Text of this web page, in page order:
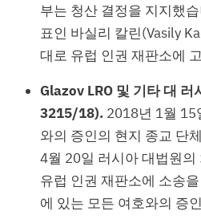
부는 청산 결정을 지지했
표인 바실리 칼린(Vasily
대로 유럽 인권 재판소에
Glazov LRO 및 기타 대 러
3215/18). 2018년 1월 15
와의 증인의 현지 종교 단
4월 20일 러시아 대법원의
유럽 인권 재판소에 소송
에 있는 모든 여호와의 증